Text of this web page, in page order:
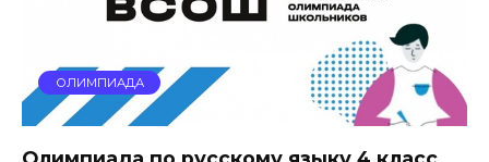
ОЛИМПИАДА
Олимпиада по русскому языку 4 класс